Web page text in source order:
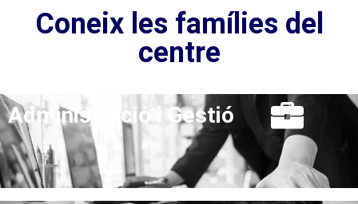
Coneix les famílies del
centre
Administració i Gestió